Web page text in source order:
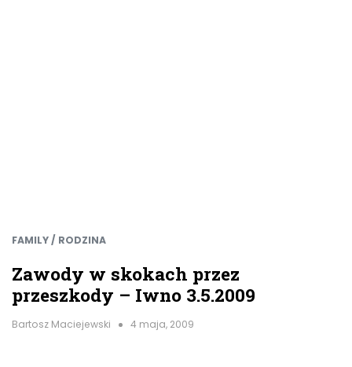
FAMILY / RODZINA
Zawody w skokach przez
przeszkody – Iwno 3.5.2009
Bartosz Maciejewski 4 maja, 2009